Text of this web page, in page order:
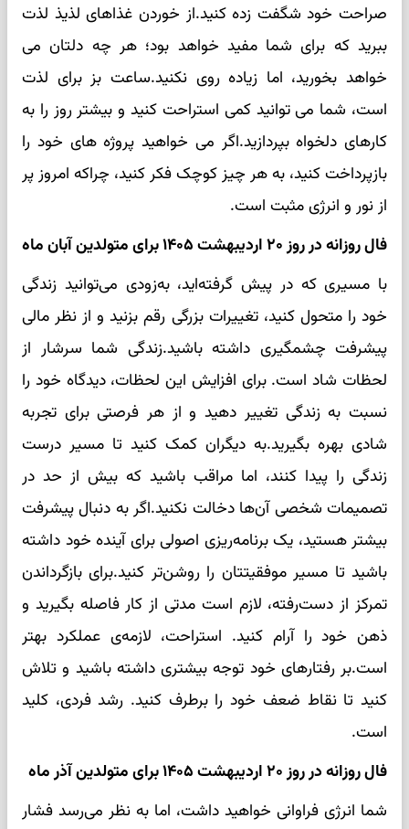
صراحت خود شگفت زده کنید.از خوردن غذاهای لذیذ لذت
ببرید که برای شما مفید خواهد بود؛ هر چه دلتان می
خواهد بخورید، اما زیاده روی نکنید.ساعت بز برای لذت
است، شما می توانید کمی استراحت کنید و بیشتر روز را به
کارهای دلخواه بپردازید.اگر می خواهید پروژه های خود را
بازپرداخت کنید، به هر چیز کوچک فکر کنید، چراکه امروز پر
از نور و انرژی مثبت است.
فال روزانه در روز ۲۰ اردیبهشت ۱۴۰۵ برای متولدین آبان ماه
با مسیری که در پیش گرفته‌اید، به‌زودی می‌توانید زندگی
خود را متحول کنید، تغییرات بزرگی رقم بزنید و از نظر مالی
پیشرفت چشمگیری داشته باشید.زندگی شما سرشار از
لحظات شاد است. برای افزایش این لحظات، دیدگاه خود را
نسبت به زندگی تغییر دهید و از هر فرصتی برای تجربه
شادی بهره بگیرید.به دیگران کمک کنید تا مسیر درست
زندگی را پیدا کنند، اما مراقب باشید که بیش از حد در
تصمیمات شخصی آن‌ها دخالت نکنید.اگر به دنبال پیشرفت
بیشتر هستید، یک برنامه‌ریزی اصولی برای آینده خود داشته
باشید تا مسیر موفقیتتان را روشن‌تر کنید.برای بازگرداندن
تمرکز از دست‌رفته، لازم است مدتی از کار فاصله بگیرید و
ذهن خود را آرام کنید. استراحت، لازمه‌ی عملکرد بهتر
است.بر رفتارهای خود توجه بیشتری داشته باشید و تلاش
کنید تا نقاط ضعف خود را برطرف کنید. رشد فردی، کلید
است.
فال روزانه در روز ۲۰ اردیبهشت ۱۴۰۵ برای متولدین آذر ماه
شما انرژی فراوانی خواهید داشت، اما به نظر می‌رسد فشار